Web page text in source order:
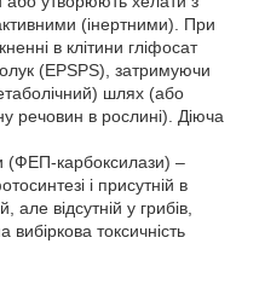
(інертними). При
в клітини гліфосат
(EPSPS), затримуючи
шлях (або
речовин в рослині). Діюча
(ФЕП-карбоксилази) –
і присутній в
але відсутній у грибів,
токсичність